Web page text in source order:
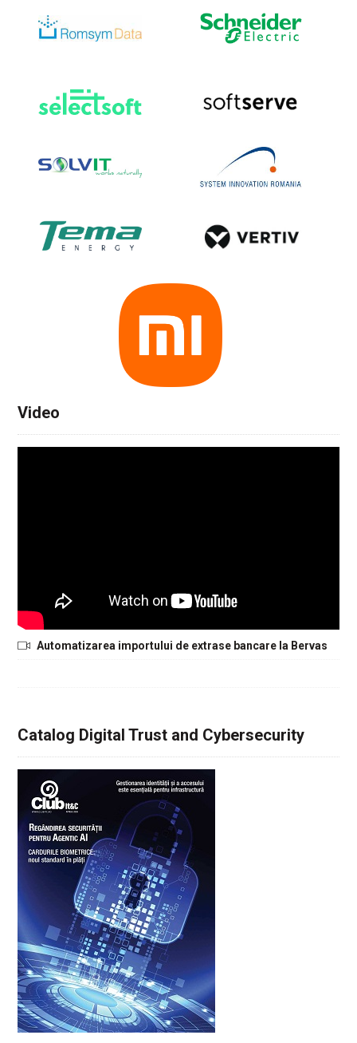
Video
Automatizarea importului de extrase bancare la Bervas
Catalog Digital Trust and Cybersecurity